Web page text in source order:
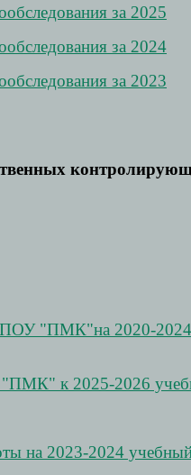
за 2025
за 2024
за 2023
"ПМК"на 2020-2024
к 2025-2026
на 2023-2024